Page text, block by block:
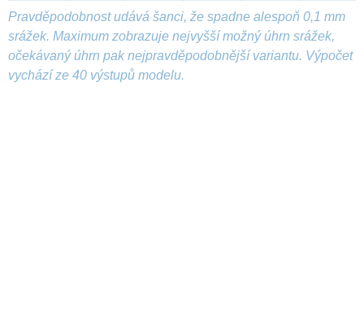
Pravděpodobnost udává šanci, že spadne alespoň 0,1 mm
srážek. Maximum zobrazuje nejvyšší možný úhrn srážek,
očekávaný úhrn pak nejpravděpodobnější variantu. Výpočet
vychází ze 40 výstupů modelu.